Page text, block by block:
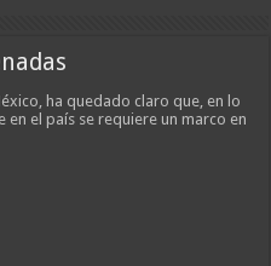
ha quedado claro que, en lo
el país se requiere un marco en